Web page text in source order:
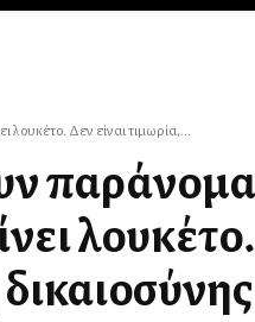
Δεν είναι τιμωρία,...
παράνομα